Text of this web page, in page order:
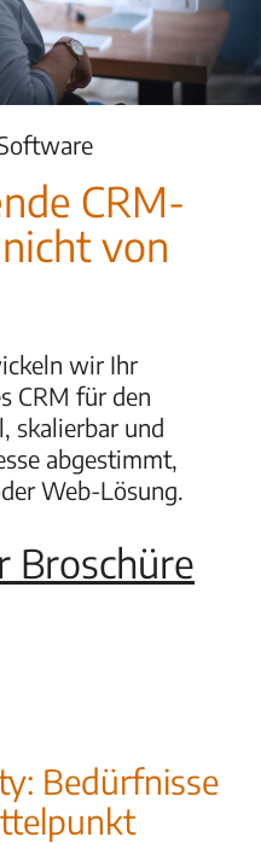
CRM-
von
wir Ihr
CRM für den
skalierbar und
abgestimmt,
Web-Lösung.
Broschüre
Bedürfnisse